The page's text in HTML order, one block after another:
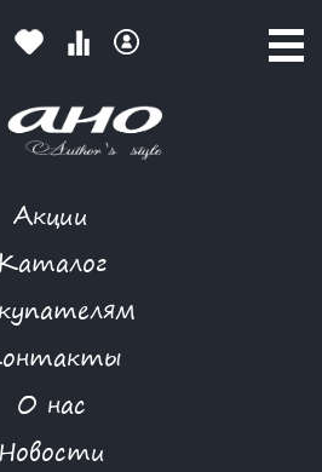
Акции
Каталог
О нас
Новости
ТОВАРОВ